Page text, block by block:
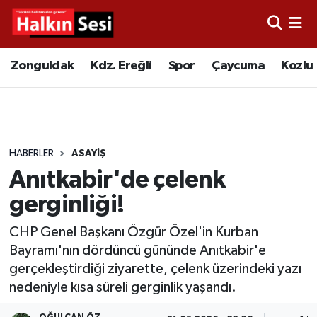
Zonguldak Kdz. Ereğli Spor Çaycuma Kozlu
HABERLER ASAYIŞ
Anıtkabir'de çelenk
gerginliği!
CHP Genel Başkanı Özgür Özel'in Kurban
Bayramı'nın dördüncü gününde Anıtkabir'e
gerçekleştirdiği ziyarette, çelenk üzerindeki yazı
nedeniyle kısa süreli gerginlik yaşandı.
Video
Çaycuma
Alaplı
Asayiş
Bartın
Merkez Hava Durumu
Süper Lig Puan Durumu ve Fikstür
Tüm Manşetler
Son Dakika Haberleri
Haber Arşivi